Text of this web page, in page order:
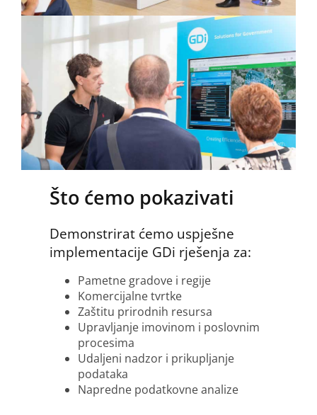
Što ćemo pokazivati
Demonstrirat ćemo uspješne
implementacije GDi rješenja za:
Pametne gradove i regije
Komercijalne tvrtke
Zaštitu prirodnih resursa
Upravljanje imovinom i poslovnim
procesima
Udaljeni nadzor i prikupljanje
podataka
Napredne podatkovne analize